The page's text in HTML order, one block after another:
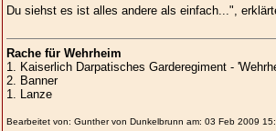
Du siehst es ist alles andere als einfach...",
Rache für Wehrheim
1. Kaiserlich Darpatisches Garderegiment -
2. Banner
1. Lanze
Bearbeitet von: Gunther von Dunkelbrunn am: 03 Feb 2009